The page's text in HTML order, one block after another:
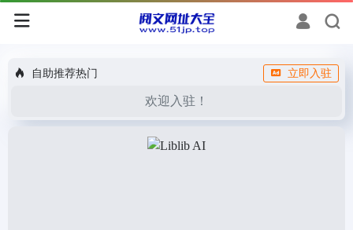
自助推荐热门 立即入驻
欢迎入驻！